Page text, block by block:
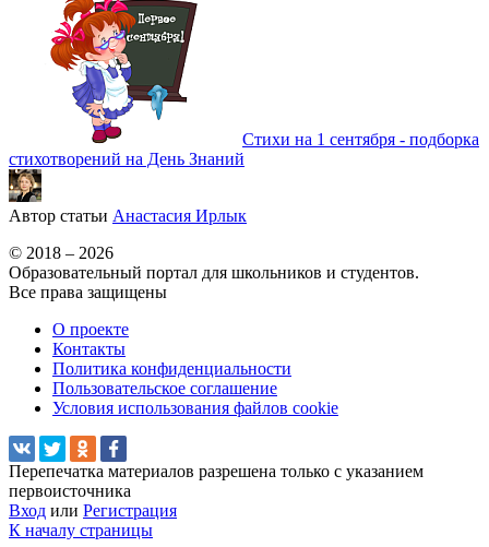
Стихи на 1 сентября - подборка
стихотворений на День Знаний
Автор статьи Анастасия Ирлык
© 2018 – 2026
Образовательный портал для школьников и студентов.
Все права защищены
О проекте
Контакты
Политика конфиденциальности
Пользовательское соглашение
Условия использования файлов cookie
Перепечатка материалов разрешена только с указанием
первоисточника
Вход или Регистрация
К началу страницы